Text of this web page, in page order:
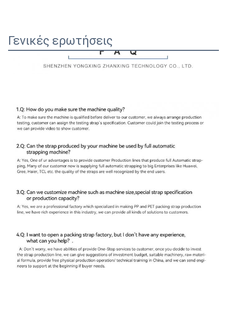
Γενικές ερωτήσεις